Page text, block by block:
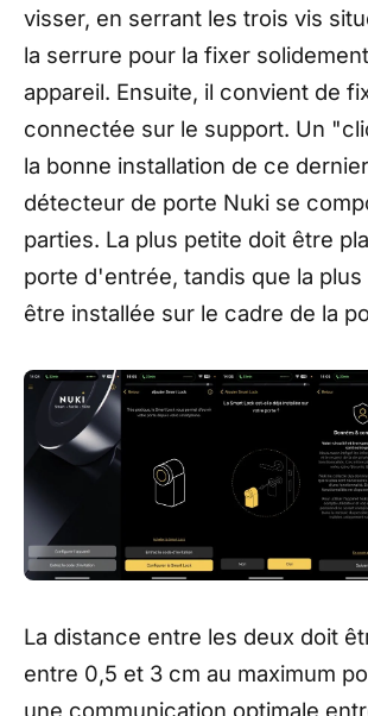
visser, en serrant les trois vis
la serrure pour la fixer
appareil. Ensuite, il convient de
connectée sur le support. Un
la bonne installation de ce
détecteur de porte Nuki se
parties. La plus petite doit être
porte d'entrée, tandis que la
être installée sur le cadre de la
La distance entre les deux doit
entre 0,5 et 3 cm au maximum
une communication optimale